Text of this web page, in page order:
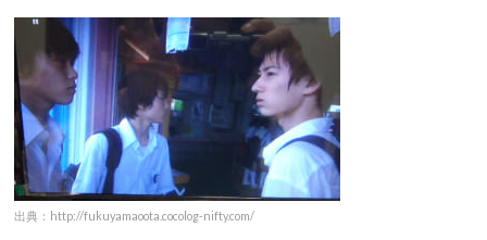
出典：http://fukuyamaoota.cocolog-nifty.com/